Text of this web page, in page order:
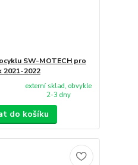
SW-MOTECH pro
2021-2022
externí sklad, obvykle
2-3 dny
do košíku